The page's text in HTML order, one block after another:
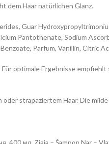
dem Haar natürlichen Glanz.
Guar
Pantothenate, Sodium
Parfum, Vanillin, Citric
optimale Ergebnisse
strapaziertem Haar. Die
400 мл, Ziaja – Šampon Nar –